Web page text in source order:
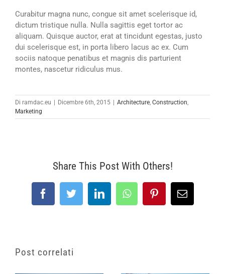
Curabitur magna nunc, congue sit amet scelerisque id,
dictum tristique nulla. Nulla sagittis eget tortor ac
aliquam. Quisque auctor, erat at tincidunt egestas, justo
dui scelerisque est, in porta libero lacus ac ex. Cum
sociis natoque penatibus et magnis dis parturient
montes, nascetur ridiculus mus.
Di ramdac.eu | Dicembre 6th, 2015 | Architecture Construction
Marketing
Share This Post With Others!
FacebookTwitterLinkedInWhatsAppPinterestEmail
Post correlati